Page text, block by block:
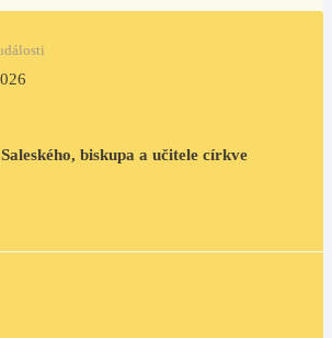
biskupa a učitele církve
barva